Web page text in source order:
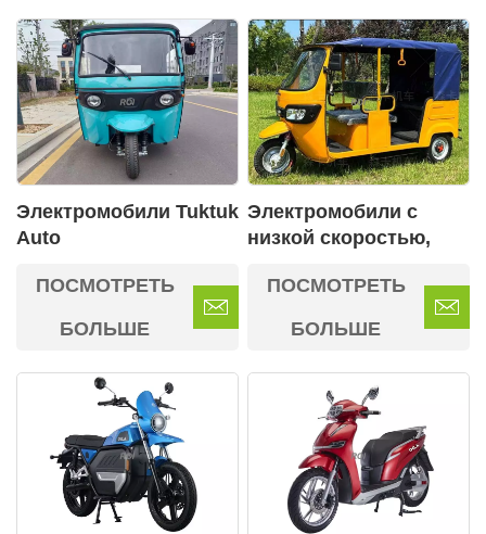
взрослых.
Электромобили Tuktuk
Auto
ПОСМОТРЕТЬ
БОЛЬШЕ
Электромобили с
низкой скоростью,
движения по дорогам
общего пользования
ПОСМОТРЕТЬ
БОЛЬШЕ